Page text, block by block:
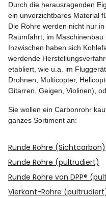
Durch die herausragenden
ein unverzichtbares Material
Die Rohre werden nicht nur
Raumfahrt, im
Inzwischen haben sich
werdende
etabliert, wie u.a. im
Drohnen, Multicopter,
Gitarren, Geigen, Violinen),
Sie wollen ein Carbonrohr
ganzes Sortiment an:
Runde Rohre (Sichtcarbon)
Runde Rohre (pultrudiert)
Runde Rohre von DPP®
Vierkant-Rohre